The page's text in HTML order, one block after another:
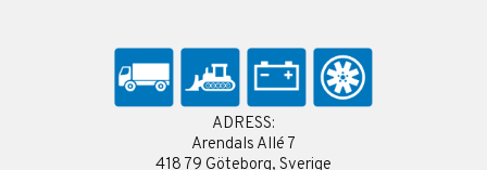
ADRESS:
Arendals Allé 7
418 79 Göteborg, Sverige